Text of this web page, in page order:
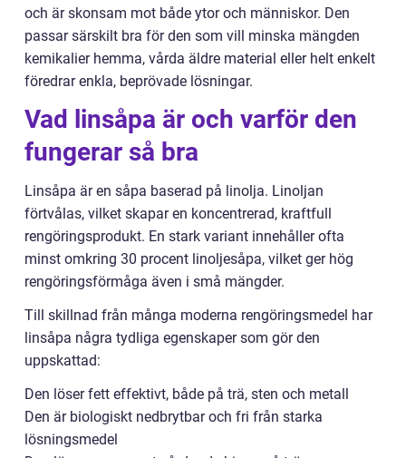
och är skonsam mot både ytor och människor. Den
passar särskilt bra för den som vill minska mängden
kemikalier hemma, vårda äldre material eller helt enkelt
föredrar enkla, beprövade lösningar.
Vad linsåpa är och varför den
fungerar så bra
Linsåpa är en såpa baserad på linolja. Linoljan
förtvålas, vilket skapar en koncentrerad, kraftfull
rengöringsprodukt. En stark variant innehåller ofta
minst omkring 30 procent linoljesåpa, vilket ger hög
rengöringsförmåga även i små mängder.
Till skillnad från många moderna rengöringsmedel har
linsåpa några tydliga egenskaper som gör den
uppskattad:
Den löser fett effektivt, både på trä, sten och metall
Den är biologiskt nedbrytbar och fri från starka
lösningsmedel